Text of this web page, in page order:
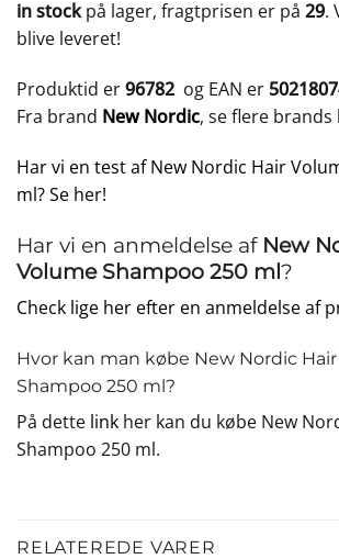
in stockpå lager, fragtprisen er på 29.
blive leveret!
Produktid er96782 og EAN er
Fra brand New Nordic, se flere brands
Har vi en test af New Nordic Hair
ml? Se her!
Har vi en anmeldelse af New
Volume Shampoo 250 ml?
Check lige her efter en anmeldelse af
Hvor kan man købe New Nordic
Shampoo 250 ml?
På dette link her kan du købe New
Shampoo 250 ml.
RELATEREDE VARER